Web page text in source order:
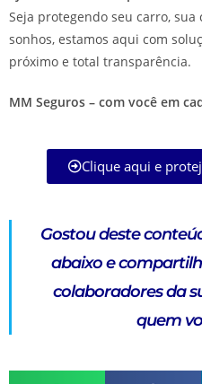
Seja protegendo seu carro, sua
sonhos, estamos aqui com
próximo e total transparência.
MM Seguros – com você em
Clique aqui e
Gostou deste
abaixo e
colaboradores da
quem